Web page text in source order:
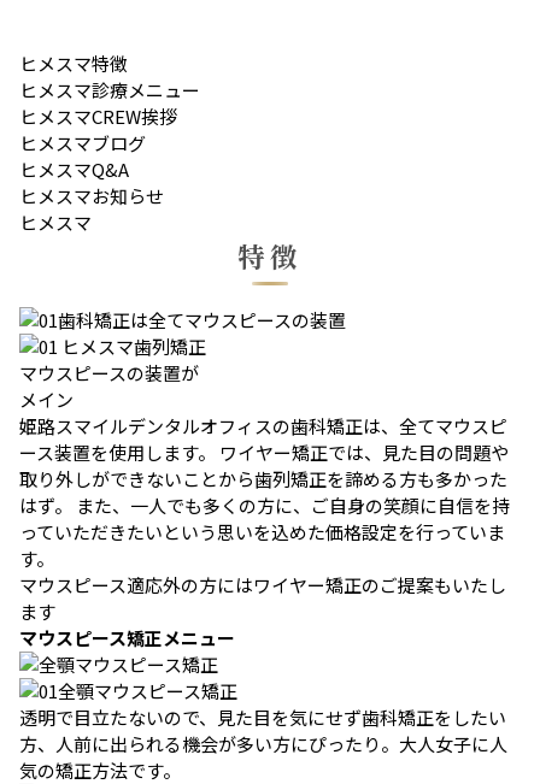
ヒメスマ特徴
ヒメスマ診療メニュー
ヒメスマCREW挨拶
ヒメスマブログ
ヒメスマQ&A
ヒメスマお知らせ
ヒメスマ
特徴
ヒメスマ歯列矯正
マウスピースの装置が
メイン
姫路スマイルデンタルオフィスの歯科矯正は、全てマウスピ
ース装置を使用します。 ワイヤー矯正では、見た目の問題や
取り外しができないことから歯列矯正を諦める方も多かった
はず。 また、一人でも多くの方に、ご自身の笑顔に自信を持
っていただきたいという思いを込めた価格設定を行っていま
す。
マウスピース適応外の方にはワイヤー矯正のご提案もいたし
ます
マウスピース矯正メニュー
全顎マウスピース矯正
透明で目立たないので、見た目を気にせず歯科矯正をしたい
方、人前に出られる機会が多い方にぴったり。大人女子に人
気の矯正方法です。